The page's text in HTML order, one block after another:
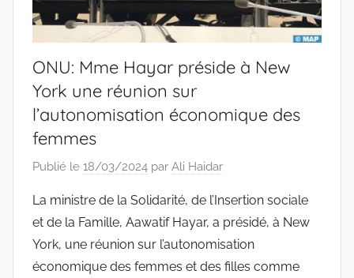
ONU: Mme Hayar préside à New
York une réunion sur
l’autonomisation économique des
femmes
Publié le 18/03/2024 par Ali Haidar
La ministre de la Solidarité, de l’Insertion sociale
et de la Famille, Aawatif Hayar, a présidé, à New
York, une réunion sur l’autonomisation
économique des femmes et des filles comme